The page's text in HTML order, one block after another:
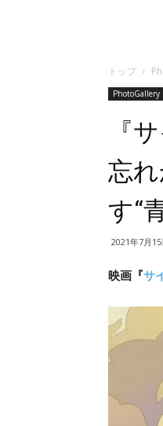
トップ
PhotoGallery
『
忘
す“
2021年7月15
映画『サ